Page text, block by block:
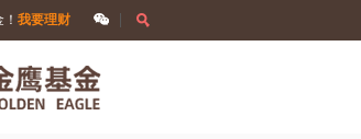
我要理财